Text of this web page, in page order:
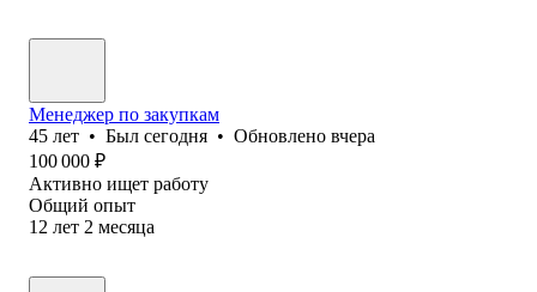
Менеджер по закупкам
45 лет • Был сегодня • Обновлено вчера
100 000 ₽
Активно ищет работу
Общий опыт
12 лет 2 месяца